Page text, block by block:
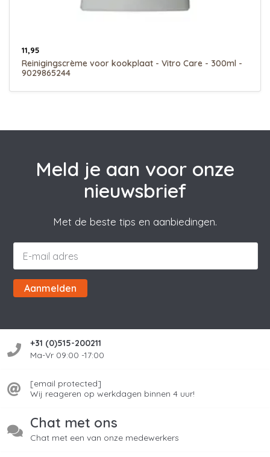
11,95
Reinigingscrème voor kookplaat - Vitro Care - 300ml -
9029865244
Meld je aan voor onze
nieuwsbrief
Met de beste tips en aanbiedingen.
Aanmelden
+31 (0)515-200211
Ma-Vr 09:00 -17:00
[email protected]
Wij reageren op werkdagen binnen 4 uur!
Chat met ons
Chat met een van onze medewerkers